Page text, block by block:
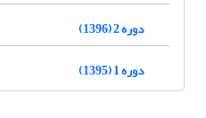
دوره 2 (1396)
دوره 1 (1395)